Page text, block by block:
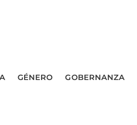
GÉNERO GOBERNANZA